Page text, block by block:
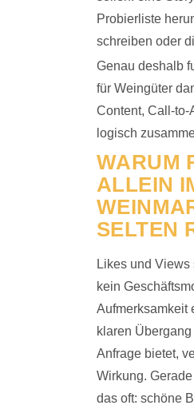
Probierliste
schreiben oder
Genau deshalb
für Weingüter
Content, Call-
logisch
WARUM
ALLEIN
SELTEN
Likes und
kein
Aufmerksamkeit
klaren
Anfrage bietet,
Wirkung.
das oft: schöne